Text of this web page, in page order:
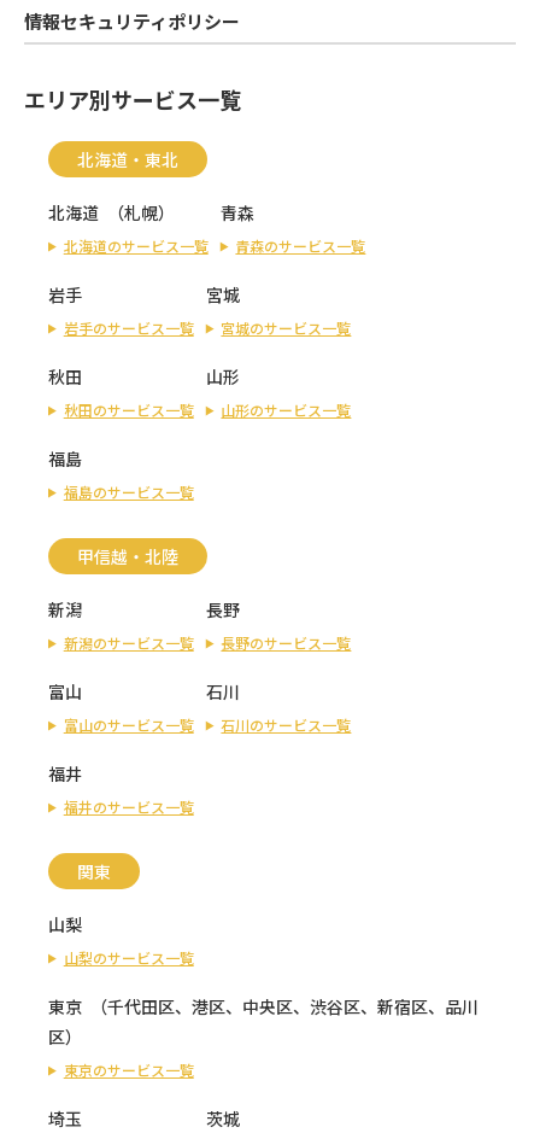
情報セキュリティポリシー
エリア別サービス一覧
北海道・東北
北海道 （札幌）
北海道のサービス一覧
青森
青森のサービス一覧
岩手
岩手のサービス一覧
宮城
宮城のサービス一覧
秋田
秋田のサービス一覧
山形
山形のサービス一覧
福島
福島のサービス一覧
甲信越・北陸
新潟
新潟のサービス一覧
長野
長野のサービス一覧
富山
富山のサービス一覧
石川
石川のサービス一覧
福井
福井のサービス一覧
関東
山梨
山梨のサービス一覧
東京 （千代田区、 港区、 中央区、 渋谷区、 新宿区、 品川
区）
東京のサービス一覧
埼玉 茨城